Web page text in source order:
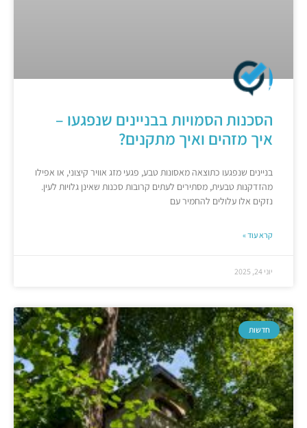
הסכנות הסמויות בבניינים שנפגעו –
איך מזהים ואיך מתקנים?
בניינים שנפגעו כתוצאה מאסונות טבע, פגעי מזג אוויר קיצוני, או אפילו
מהזדקנות טבעית, מסתירים לעתים קרובות סכנות שאינן גלויות לעין.
נזקים אלו עלולים להחמיר עם
קרא עוד »
יוני 24, 2025
חדשות